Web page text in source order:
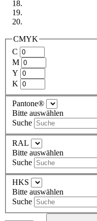
CMYK
C
M
Y
K
Pantone®
Bitte auswählen
Suche
RAL
Bitte auswählen
Suche
HKS
Bitte auswählen
Suche